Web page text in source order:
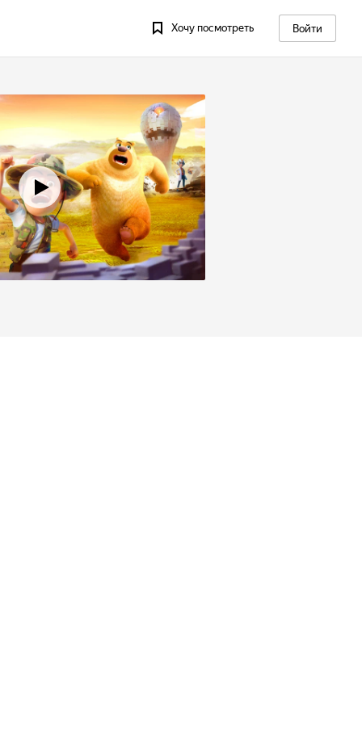
Хочу посмотреть Войти